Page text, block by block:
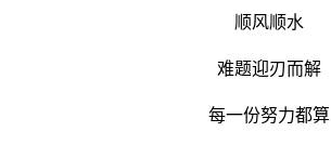
顺风顺水
难题迎刃而解
每一份努力都算